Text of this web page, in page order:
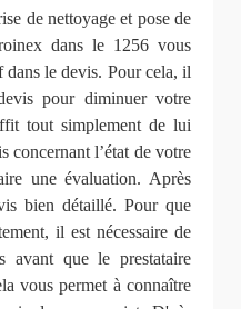
de nettoyage et pose de
dans le 1256 vous
le devis. Pour cela, il
pour diminuer votre
tout simplement de lui
concernant l’état de votre
une évaluation. Après
bien détaillé. Pour que
il est nécessaire de
avant que le prestataire
vous permet à connaître